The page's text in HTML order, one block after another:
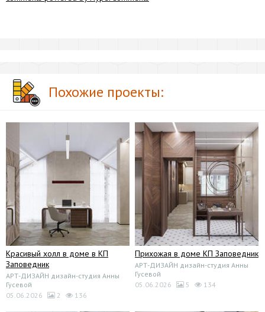
Похожие проекты:
Красивый холл в доме в КП
Заповедник
АРТ-ДИЗАЙН дизайн-студия Анны
Гусевой
05.06.2026
2 136
Прихожая в доме КП Заповедник
АРТ-ДИЗАЙН дизайн-студия Анны
Гусевой
05.06.2026
5 134